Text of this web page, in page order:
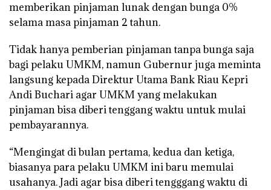
memberikan pinjaman lunak dengan bunga 0%
selama masa pinjaman 2 tahun.
Tidak hanya pemberian pinjaman tanpa bunga saja
bagi pelaku UMKM, namun Gubernur juga meminta
langsung kepada Direktur Utama Bank Riau Kepri
Andi Buchari agar UMKM yang melakukan
pinjaman bisa diberi tenggang waktu untuk mulai
pembayarannya.
“Mengingat di bulan pertama, kedua dan ketiga,
biasanya para pelaku UMKM ini baru memulai
usahanya. Jadi agar bisa diberi tengggang waktu di